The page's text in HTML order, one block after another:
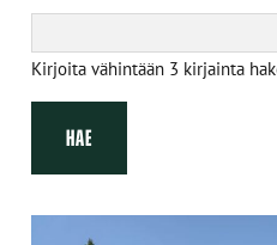
Kirjoita vähintään 3 kirjainta
HAE